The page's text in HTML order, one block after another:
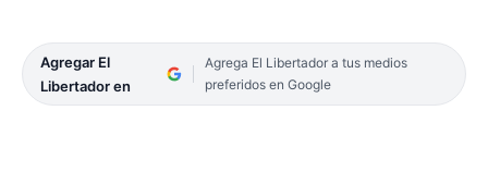
Agregar El
Libertador en
Agrega El Libertador a tus medios
preferidos en Google